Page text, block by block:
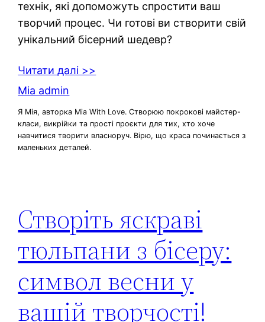
технік, які допоможуть спростити ваш
творчий процес. Чи готові ви створити свій
унікальний бісерний шедевр?
Читати далі >>
Mia admin
Я Мія, авторка Mia With Love. Створюю покрокові майстер-
класи, викрійки та прості проєкти для тих, хто хоче
навчитися творити власноруч. Вірю, що краса починається з
маленьких деталей.
Створіть яскраві
тюльпани з бісеру:
символ весни у
вашій творчості!